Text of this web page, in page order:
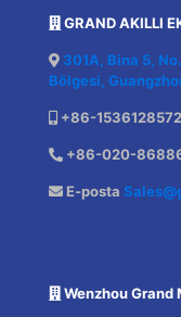
GRAND AKILLI
301A, Bina 5,
Bölgesi,
+86-
+86-020-
E-posta
Wenzhou